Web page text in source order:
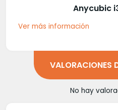
Anycubic
Ver más información
VALORACIONES
No hay